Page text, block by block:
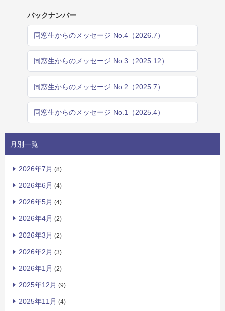
バックナンバー
同窓生からのメッセージ No.4（2026.7）
同窓生からのメッセージ No.3（2025.12）
同窓生からのメッセージ No.2（2025.7）
同窓生からのメッセージ No.1（2025.4）
月別一覧
2026年7月 (8)
2026年6月 (4)
2026年5月 (4)
2026年4月 (2)
2026年3月 (2)
2026年2月 (3)
2026年1月 (2)
2025年12月 (9)
2025年11月 (4)